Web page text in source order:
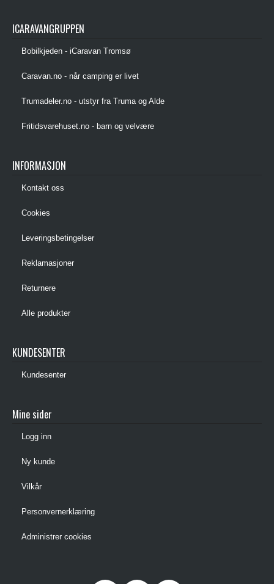
ICARAVANGRUPPEN
Bobilkjeden - iCaravan Tromsø
Caravan.no - når camping er livet
Trumadeler.no - utstyr fra Truma og Alde
Fritidsvarehuset.no - barn og velvære
INFORMASJON
Kontakt oss
Cookies
Leveringsbetingelser
Reklamasjoner
Returnere
Alle produkter
KUNDESENTER
Kundesenter
Mine sider
Logg inn
Ny kunde
Vilkår
Personvernerklæring
Administrer cookies